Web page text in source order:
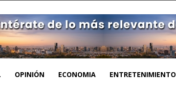
OPINIÓN ECONOMIA ENTRETENIMIENTO